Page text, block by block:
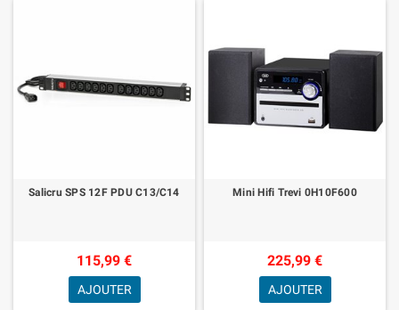
Salicru SPS 12F PDU C13/C14
115,99 €
AJOUTER
Mini Hifi Trevi 0H10F600
225,99 €
AJOUTER